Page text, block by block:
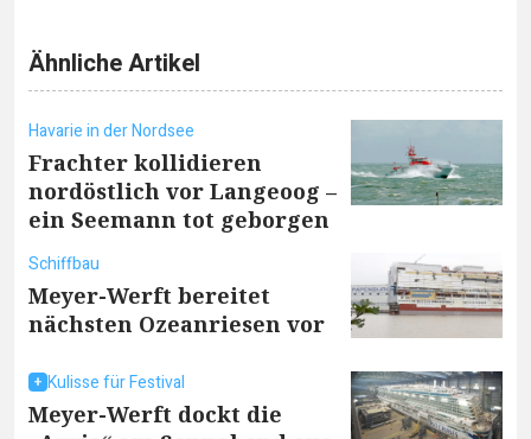
Ähnliche Artikel
Havarie in der Nordsee
Frachter kollidieren
nordöstlich vor Langeoog –
ein Seemann tot geborgen
Schiffbau
Meyer-Werft bereitet
nächsten Ozeanriesen vor
Kulisse für Festival
Meyer-Werft dockt die